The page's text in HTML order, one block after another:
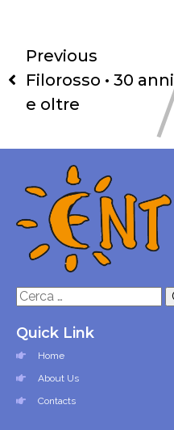
Previous
Filorosso • 30 anni
e oltre
Ricerca
Quick Link
Home
About Us
Contacts